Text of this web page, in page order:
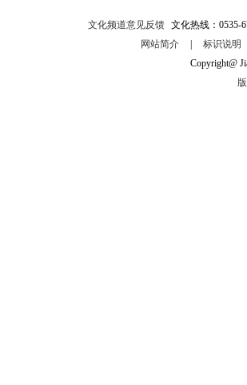
文化频道意见反馈 文化热线：0535-
网站简介
标识说明
Copyright@